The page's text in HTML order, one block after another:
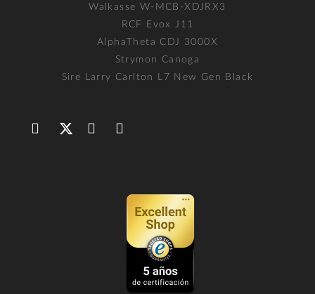
Walkasse W-MCB-XDJRX3
RCF Evox J11
AlphaTheta CDJ 3000X
Strymon Canoga
Sire Larry Carlton L7 New Gen Black